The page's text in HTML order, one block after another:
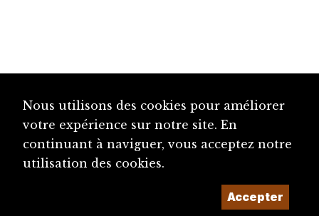
Nous utilisons des cookies pour améliorer
votre expérience sur notre site. En
continuant à naviguer, vous acceptez notre
utilisation des cookies.
Accepter